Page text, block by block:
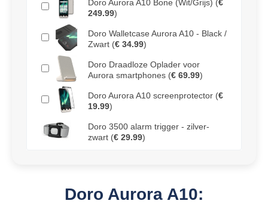
Doro Aurora A10 Bone (Wit/Grijs) (€
249.99)
Doro Walletcase Aurora A10 - Black /
Zwart (€ 34.99)
Doro Draadloze Oplader voor
Aurora smartphones (€ 69.99)
Doro Aurora A10 screenprotector (€
19.99)
Doro 3500 alarm trigger - zilver-
zwart (€ 29.99)
Doro Aurora A10: